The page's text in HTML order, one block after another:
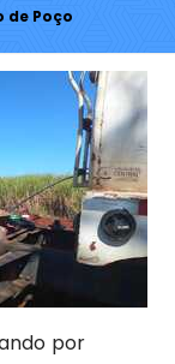
de Poço
por